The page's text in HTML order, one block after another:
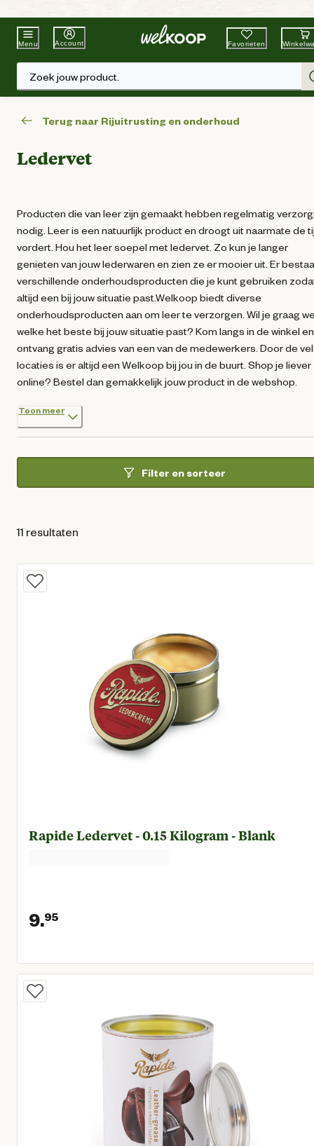
Beste WinkelketenTuin & Dier
Menu Account Favorieten
Zoek jouw product.
Terug naar Rijuitrusting en onderhoud
Ledervet
Producten die van leer zijn gemaakt hebben regelmatig
nodig. Leer is een natuurlijk product en droogt uit naarmate de
vordert. Hou het leer soepel met ledervet. Zo kun je langer
genieten van jouw lederwaren en zien ze er mooier uit. Er
verschillende onderhoudsproducten die je kunt gebruiken
altijd een bij jouw situatie past.Welkoop biedt diverse
onderhoudsproducten aan om leer te verzorgen. Wil je graag
welke het beste bij jouw situatie past? Kom langs in de winkel en
ontvang gratis advies van een van de medewerkers. Door de
locaties is er altijd een Welkoop bij jou in de buurt. Shop je liever
online? Bestel dan gemakkelijk jouw product in de webshop.
Toon meer
Filter en sorteer
11 resultaten
Rapide Ledervet - 0.15 Kilogram - Blank
9.95
Huidige prijs € 9,95